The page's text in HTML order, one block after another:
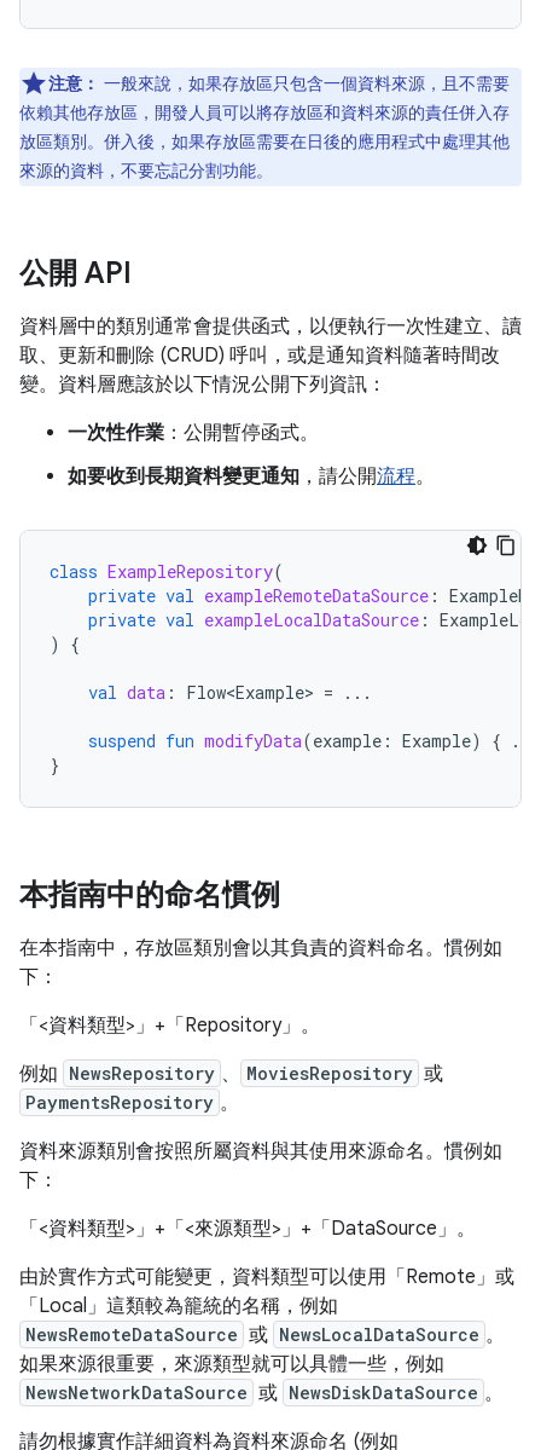
注意： 一般來說，如果存放區只包含一個資料來源，且不需要
依賴其他存放區，開發人員可以將存放區和資料來源的責任併入存
放區類別。併入後，如果存放區需要在日後的應用程式中處理其他
來源的資料，不要忘記分割功能。
公開 API
資料層中的類別通常會提供函式，以便執行一次性建立、讀
取、更新和刪除 (CRUD) 呼叫，或是通知資料隨著時間改
變。資料層應該於以下情況公開下列資訊：
一次性作業 ：公開暫停函式。
如要收到長期資料變更通知 ，請公開流程。
class ExampleRepository(
private val exampleRemoteDataSource :
private val exampleLocalDataSource :
)
{
val data : Flow<Example> = ...
suspend fun modifyData(example : Example) {
...
}
本指南中的命名慣例
在本指南中，存放區類別會以其負責的資料命名。慣例如
下：
「<資料類型>」 +「Repository」 。
例如 NewsRepository 、 MoviesRepository 或
PaymentsRepository 。
資料來源類別會按照所屬資料與其使用來源命名。慣例如
下：
「<資料類型>」 +「<來源類型>」 +「DataSource」 。
由於實作方式可能變更，資料類型可以使用「Remote」 或
「Local」 這類較為籠統的名稱，例如
NewsRemoteDataSource 或 NewsLocalDataSource 。
如果來源很重要，來源類型就可以具體一些，例如
NewsNetworkDataSource 或 NewsDiskDataSource 。
請勿根據實作詳細資料為資料來源命名 (例如